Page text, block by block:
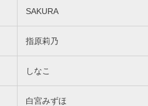
SAKURA
指原莉乃
しなこ
白宮みずほ